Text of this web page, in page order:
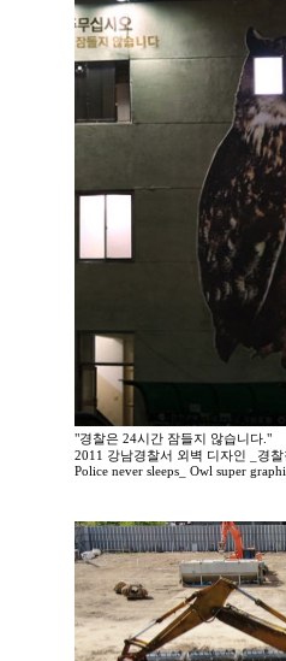
"경찰은 24시간 잠들지 않습니다."
2011 강남경찰서 외벽 디자인 _경찰
Police never sleeps_ Owl super